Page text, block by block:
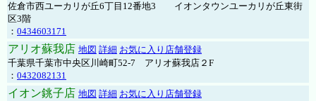
佐倉市西ユーカリが丘6丁目12番地3 イオンタウンユーカリが丘東街
区3階
： 0434603171
アリオ蘇我店 地図 詳細 お気に入り店舗登録
千葉県千葉市中央区川崎町52-7 アリオ蘇我店２F
： 0432082131
イオン銚子店 地図 詳細 お気に入り店舗登録